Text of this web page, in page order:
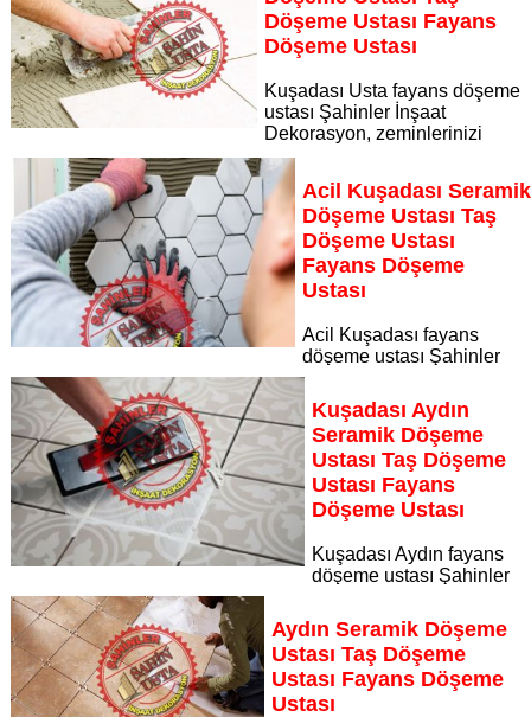
Sayfaya Git
Döşeme Ustası Fayans
Döşeme Ustası
Kuşadası Usta fayans döşeme
ustası Şahinler İnşaat
Dekorasyon, zeminlerinizi
sanat eseri gibi işleyen uzman kadrosuyla Kuşadası Usta
bölgesine özel hizmet sunuyor
Sayfaya Git
Acil Kuşadası Seramik
Döşeme Ustası Taş
Döşeme Ustası
Fayans Döşeme
Ustası
Acil Kuşadası fayans
döşeme ustası Şahinler
İnşaat Dekorasyon, zeminlerinizi sanat eseri gibi işleyen
uzman kadrosuyla Acil Kuşadası bölgesine özel hizmet
sunuyor
Sayfaya Git
Kuşadası Aydın
Seramik Döşeme
Ustası Taş Döşeme
Ustası Fayans
Döşeme Ustası
Kuşadası Aydın fayans
döşeme ustası Şahinler
İnşaat Dekorasyon, zeminlerinizi sanat eseri gibi işleyen
uzman kadrosuyla Kuşadası Aydın bölgesine özel hizmet
sunuyor
Sayfaya Git
Aydın Seramik Döşeme
Ustası Taş Döşeme
Ustası Fayans Döşeme
Ustası